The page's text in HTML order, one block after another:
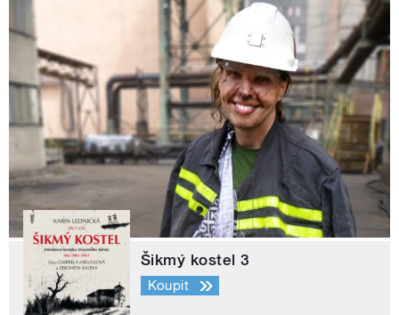
Šikmý kostel 3
Koupit